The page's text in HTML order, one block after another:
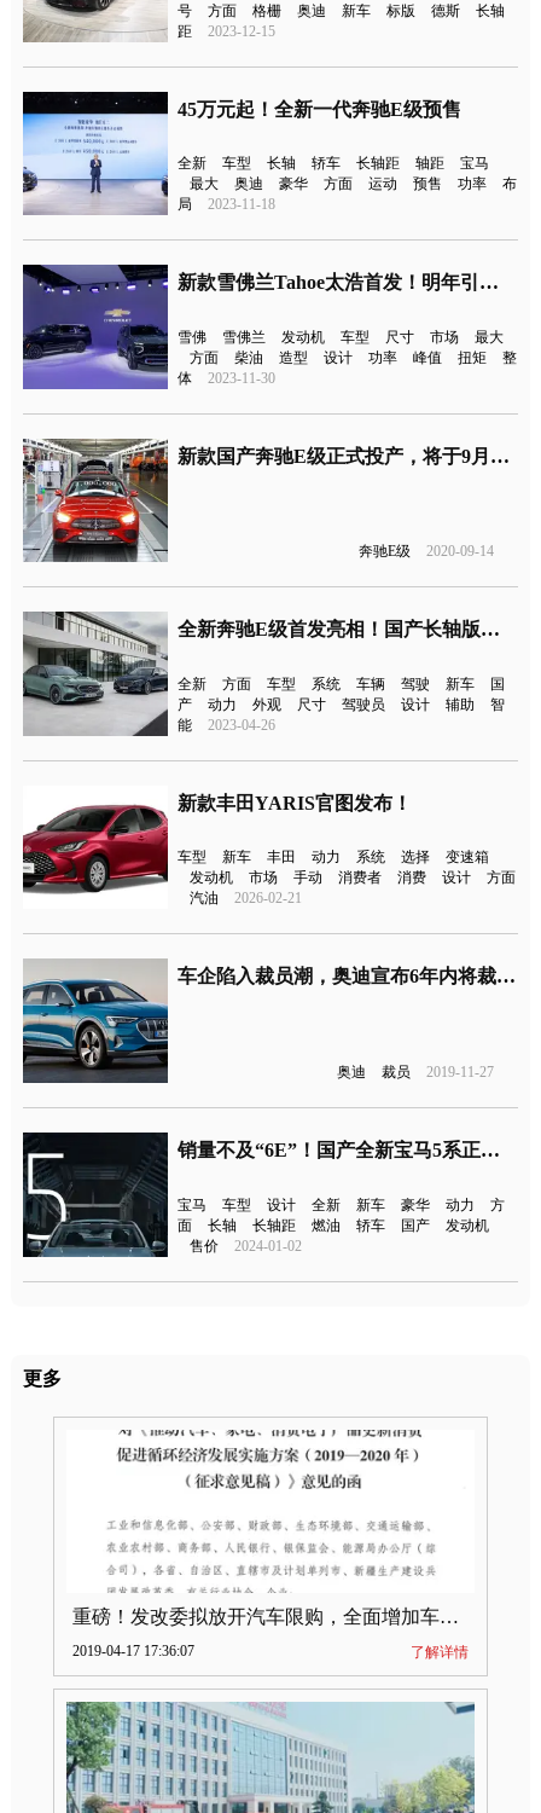
号
方面 格栅 奥迪 新车 标版 德斯
长轴
距
2023-12-15
45万元起！全新一代奔驰E级预售
全新 车型 长轴 轿车 长轴距 轴距
宝马
最大
奥迪 豪华 方面 运动 预售 功率
布
局
2023-11-18
新款雪佛兰Tahoe太浩首发！明年引入国内
雪佛 雪佛兰 发动机 车型 尺寸 市场
最大
方面
柴油 造型 设计 功率 峰值 扭矩
整
体
2023-11-30
新款国产奔驰E级正式投产，将于9月底上市
奔驰E级 2020-09-14
全新奔驰E级首发亮相！国产长轴版将11月上市
全新 方面 车型 系统 车辆 驾驶 新车
国
产
动力 外观 尺寸 驾驶员 设计 辅助
智
能
2023-04-26
新款丰田YARIS官图发布！
车型 新车 丰田 动力 系统 选择
变速箱
发动机
市场 手动 消费者 消费 设计
方面
汽油
2026-02-21
车企陷入裁员潮，奥迪宣布6年内将裁员9500人
奥迪 裁员 2019-11-27
销量不及“6E”！国产全新宝马5系正式下线
宝马 车型 设计 全新 新车 豪华 动力
方
面
长轴 长轴距 燃油 轿车 国产
发动机
售价
2024-01-02
更多
重磅！发改委拟放开汽车限购，全面增加车牌指标
2019-04-17 17:36:07 了解详情